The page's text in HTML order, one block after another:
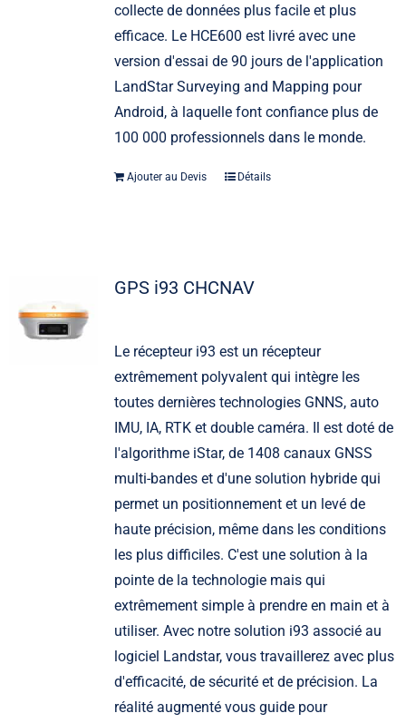
collecte de données plus facile et plus
efficace. Le HCE600 est livré avec une
version d'essai de 90 jours de l'application
LandStar Surveying and Mapping pour
Android, à laquelle font confiance plus de
100 000 professionnels dans le monde.
Ajouter au Devis Détails
GPS i93 CHCNAV
Le récepteur i93 est un récepteur
extrêmement polyvalent qui intègre les
toutes dernières technologies GNNS, auto
IMU, IA, RTK et double caméra. Il est doté de
l'algorithme iStar, de 1408 canaux GNSS
multi-bandes et d'une solution hybride qui
permet un positionnement et un levé de
haute précision, même dans les conditions
les plus difficiles. C'est une solution à la
pointe de la technologie mais qui
extrêmement simple à prendre en main et à
utiliser. Avec notre solution i93 associé au
logiciel Landstar, vous travaillerez avec plus
d'efficacité, de sécurité et de précision. La
réalité augmenté vous guide pour